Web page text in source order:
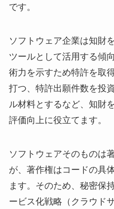
です。
ソフトウェア企業は知財
ツールとして活用する傾
術力を示すため特許を取
打つ、特許出願件数を投
ル材料とするなど、知財
評価向上に役立てます。
ソフトウェアそのものは
が、著作権はコードの具
ます。そのため、秘密保
ービス化戦略（クラウド